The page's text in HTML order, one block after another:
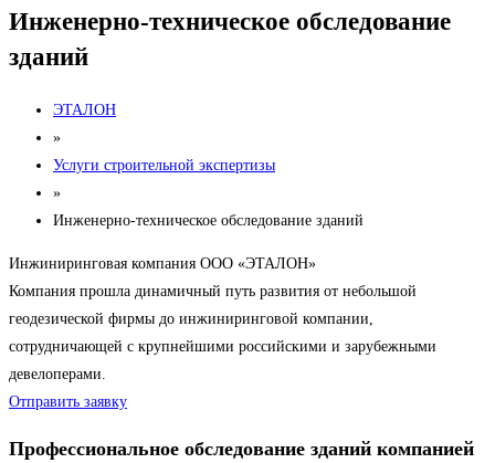
Инженерно-техническое обследование
зданий
ЭТАЛОН
»
Услуги строительной экспертизы
»
Инженерно-техническое обследование зданий
Инжиниринговая компания ООО «ЭТАЛОН»
Компания прошла динамичный путь развития от небольшой
геодезической фирмы до инжиниринговой компании,
сотрудничающей с крупнейшими российскими и зарубежными
девелоперами.
Отправить заявку
Профессиональное обследование зданий компанией